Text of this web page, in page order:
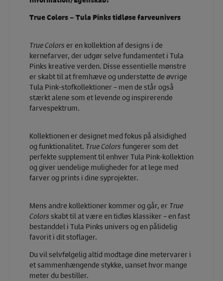
True Colors – Tula Pinks tidløse farveunivers
True Colors er en kollektion af designs i de
kernefarver, der udgør selve fundamentet i Tula
Pinks kreative verden. Disse essentielle mønstre
er skabt til at fremhæve og understøtte de øvrige
Tula Pink-stofkollektioner – men de står også
stærkt alene som et levende og inspirerende
farvespektrum.
Kollektionen er designet med fokus på alsidighed
og funktionalitet. True Colors fungerer som det
perfekte supplement til enhver Tula Pink-kollektion
og giver uendelige muligheder for at lege med
farver og prints i dine syprojekter.
Mens andre kollektioner kommer og går, er True
Colors skabt til at være en tidløs klassiker – en fast
bestanddel i Tula Pinks univers og en pålidelig
favorit i dit stoflager.
Du vil selvfølgelig altid modtage dine metervarer i
et sammenhængende stykke, uanset hvor mange
meter du bestiller.